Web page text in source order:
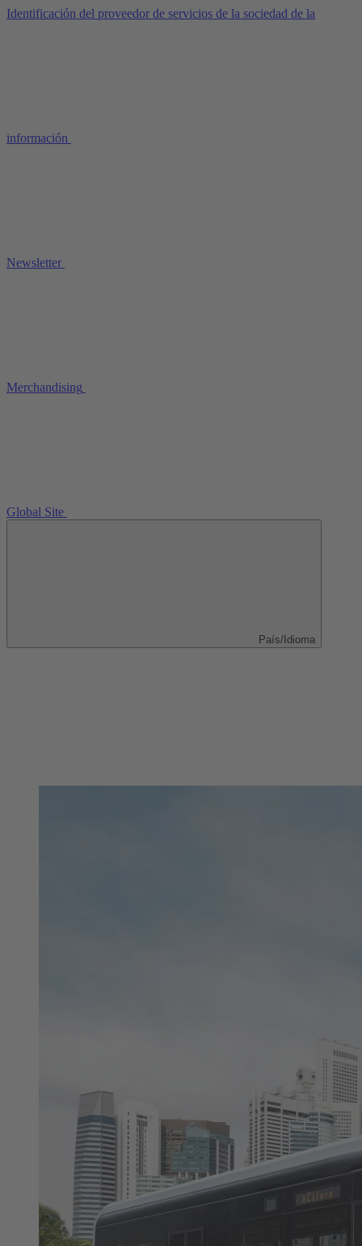
Identificación del proveedor de servicios de la sociedad de la
información
Newsletter
Merchandising
Global Site
País/Idioma